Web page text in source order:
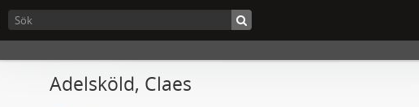
Adelsköld, Claes